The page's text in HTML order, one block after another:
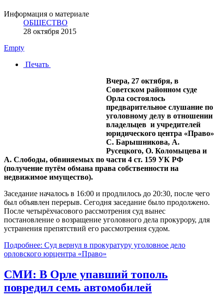
Информация о материале
ОБЩЕСТВО
28 октября 2015
Empty
Печать
Вчера, 27 октября, в
Советском районном суде
Орла состоялось
предварительное слушание по
уголовному делу в отношении
владельцев и учредителей
юридического центра «Право»
С. Барышникова, А.
Русецкого, О. Коломыцева и
А. Слободы, обвиняемых по части 4 ст. 159 УК РФ
(получение путём обмана права собственности на
недвижимое имущество).
Заседание началось в 16:00 и продлилось до 20:30, после чего
был объявлен перерыв. Сегодня заседание было продолжено.
После четырёхчасового рассмотрения суд вынес
постановление о возращение уголовного дела прокурору, для
устранения препятствий его рассмотрения судом.
Подробнее: Суд вернул в прокуратуру уголовное дело
орловского юрцентра «Право»
СМИ: В Орле упавший тополь
повредил семь автомобилей